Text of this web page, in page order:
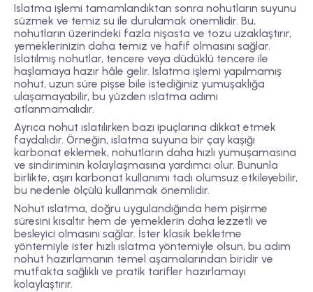
Islatma işlemi tamamlandıktan sonra nohutların suyunu
süzmek ve temiz su ile durulamak önemlidir. Bu,
nohutların üzerindeki fazla nişasta ve tozu uzaklaştırır,
yemeklerinizin daha temiz ve hafif olmasını sağlar.
Islatılmış nohutlar, tencere veya düdüklü tencere ile
haşlamaya hazır hâle gelir. Islatma işlemi yapılmamış
nohut, uzun süre pişse bile istediğiniz yumuşaklığa
ulaşamayabilir, bu yüzden ıslatma adımı
atlanmamalıdır.
Ayrıca nohut ıslatılırken bazı ipuçlarına dikkat etmek
faydalıdır. Örneğin, ıslatma suyuna bir çay kaşığı
karbonat eklemek, nohutların daha hızlı yumuşamasına
ve sindiriminin kolaylaşmasına yardımcı olur. Bununla
birlikte, aşırı karbonat kullanımı tadı olumsuz etkileyebilir,
bu nedenle ölçülü kullanmak önemlidir.
Nohut ıslatma, doğru uygulandığında hem pişirme
süresini kısaltır hem de yemeklerin daha lezzetli ve
besleyici olmasını sağlar. İster klasik bekletme
yöntemiyle ister hızlı ıslatma yöntemiyle olsun, bu adım
nohut hazırlamanın temel aşamalarından biridir ve
mutfakta sağlıklı ve pratik tarifler hazırlamayı
kolaylaştırır.